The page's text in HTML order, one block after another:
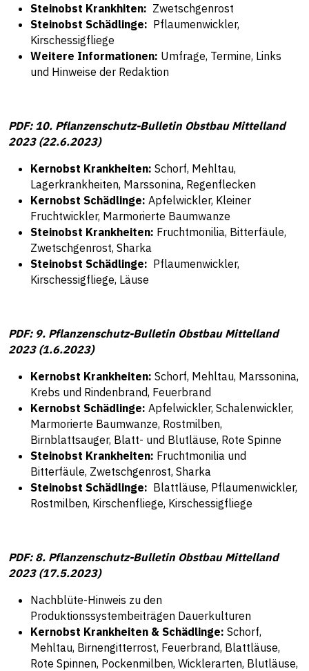
Steinobst Krankhiten: Zwetschgenrost
Steinobst Schädlinge: Pflaumenwickler,
Kirschessigfliege
Weitere Informationen: Umfrage, Termine, Links
und Hinweise der Redaktion
PDF: 10. Pflanzenschutz-Bulletin Obstbau Mittelland
2023 (22.6.2023)
Kernobst Krankheiten: Schorf, Mehltau,
Lagerkrankheiten, Marssonina, Regenflecken
Kernobst Schädlinge: Apfelwickler, Kleiner
Fruchtwickler, Marmorierte Baumwanze
Steinobst Krankheiten: Fruchtmonilia, Bitterfäule,
Zwetschgenrost, Sharka
Steinobst Schädlinge: Pflaumenwickler,
Kirschessigfliege, Läuse
PDF: 9. Pflanzenschutz-Bulletin Obstbau Mittelland
2023 (1.6.2023)
Kernobst Krankheiten: Schorf, Mehltau, Marssonina,
Krebs und Rindenbrand, Feuerbrand
Kernobst Schädlinge: Apfelwickler, Schalenwickler,
Marmorierte Baumwanze, Rostmilben,
Birnblattsauger, Blatt- und Blutläuse, Rote Spinne
Steinobst Krankheiten: Fruchtmonilia und
Bitterfäule, Zwetschgenrost, Sharka
Steinobst Schädlinge: Blattläuse, Pflaumenwickler,
Rostmilben, Kirschenfliege, Kirschessigfliege
PDF: 8. Pflanzenschutz-Bulletin Obstbau Mittelland
2023 (17.5.2023)
Nachblüte-Hinweis zu den
Produktionssystembeiträgen Dauerkulturen
Kernobst Krankheiten & Schädlinge: Schorf,
Mehltau, Birnengitterrost, Feuerbrand, Blattläuse,
Rote Spinnen, Pockenmilben, Wicklerarten, Blutläuse,